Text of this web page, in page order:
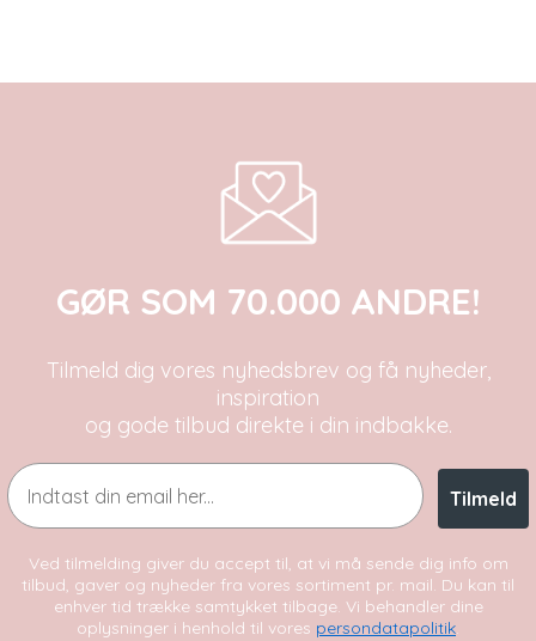
GØR SOM 70.000 ANDRE!
Tilmeld dig vores nyhedsbrev og få nyheder,
inspiration
og gode tilbud direkte i din indbakke.
Email
Tilmeld
Ved tilmelding giver du accept til, at vi må sende dig info om
tilbud, gaver og nyheder fra vores sortiment pr. mail. Du kan til
enhver tid trække samtykket tilbage. Vi behandler dine
oplysninger i henhold til vores persondatapolitik.